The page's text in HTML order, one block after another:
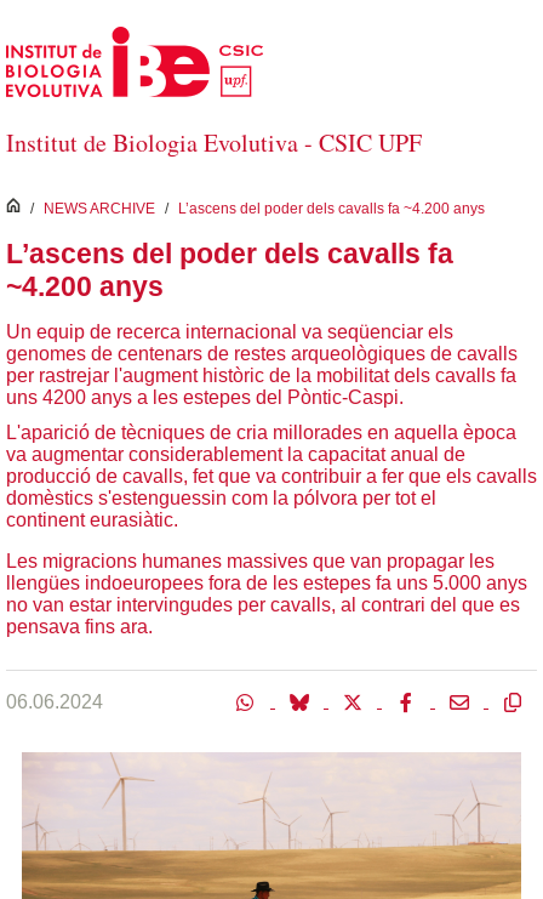
Salta al contingut principal
Institut de Biologia Evolutiva - CSIC UPF
inici
/ NEWS ARCHIVE / L’ascens del poder dels cavalls fa ~4.200 anys
L’ascens del poder dels cavalls fa
~4.200 anys
Un equip de recerca internacional va seqüenciar els
genomes de centenars de restes arqueològiques de cavalls
per rastrejar l'augment històric de la mobilitat dels cavalls fa
uns 4200 anys a les estepes del Pòntic-Caspi.
L'aparició de tècniques de cria millorades en aquella època
va augmentar considerablement la capacitat anual de
producció de cavalls, fet que va contribuir a fer que els cavalls
domèstics s'estenguessin com la pólvora per tot el
continent eurasiàtic.
Les migracions humanes massives que van propagar les
llengües indoeuropees fora de les estepes fa uns 5.000 anys
no van estar intervingudes per cavalls, al contrari del que es
pensava fins ara.
06.06.2024